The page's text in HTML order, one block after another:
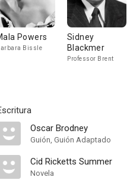
Powers
Bissle
Sidney
Blackmer
Professor Brent
Oscar Brodney
Guión, Guión Adaptado
Cid Ricketts Summer
Novela